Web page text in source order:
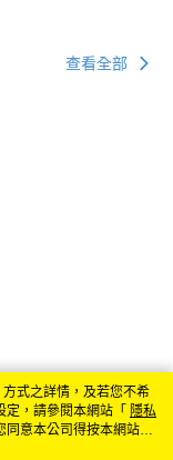
查看全部
式之詳情，及若您不希
，請參閱本網站「 隱私
同意本公司得按本網站使